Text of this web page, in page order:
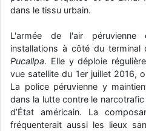
d9pouces : Joyeux Noël à tous !
d9pouces
: mais tu peux tenter
comme le Prytanée dans la Sarthe,
d9pouces : C'est plutôt après le
scientifique, tu as donc encore un
yaellerigolow : bonjour a tous je
passionnée par l'aviation militaire ,
le lycée pour s'orienter et pouvoir
dans le tissu urbain.
L'armée de l'air
installations à côté du
Pucallpa. Elle y déploie
vue satellite du 1er juillet 2016,
La police péruvienne y
dans la lutte contre le
d’État américain. La
fréquenterait aussi les lieux